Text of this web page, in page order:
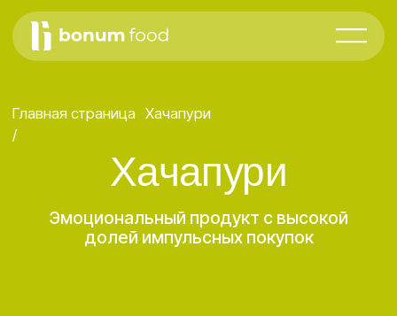
Хачапури
Эмоциональный продукт с высокой
долей импульсных покупок